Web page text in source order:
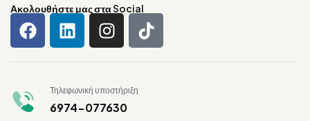
Ακολουθήστε μας στα Social
Τηλεφωνική υποστήριξη
6974-077630